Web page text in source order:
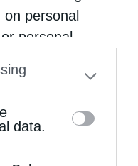
on personal
personal
opt-out
on the IAB’s list
This
data.